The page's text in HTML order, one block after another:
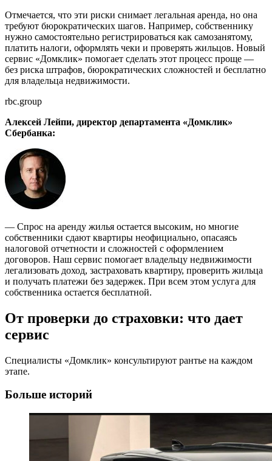
Отмечается, что эти риски снимает легальная аренда, но она
требуют бюрократических шагов. Например, собственнику
нужно самостоятельно регистрироваться как самозанятому,
платить налоги, оформлять чеки и проверять жильцов. Новый
сервис «Домклик» помогает сделать этот процесс проще —
без риска штрафов, бюрократических сложностей и бесплатно
для владельца недвижимости.
rbc.group
Алексей Лейпи, директор департамента «Домклик»
Сбербанка:
— Спрос на аренду жилья остается высоким, но многие
собственники сдают квартиры неофициально, опасаясь
налоговой отчетности и сложностей с оформлением
договоров. Наш сервис помогает владельцу недвижимости
легализовать доход, застраховать квартиру, проверить жильца
и получать платежи без задержек. При всем этом услуга для
собственника остается бесплатной.
От проверки до страховки: что дает
сервис
Специалисты «Домклик» консультируют рантье на каждом
этапе.
Больше историй